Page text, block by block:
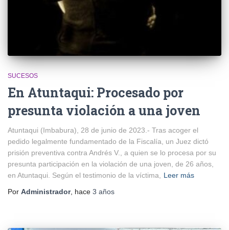
SUCESOS
En Atuntaqui: Procesado por
presunta violación a una joven
Atuntaqui (Imbabura), 28 de junio de 2023.- Tras acoger el
pedido legalmente fundamentado de la Fiscalía, un Juez dictó
prisión preventiva contra Andrés V., a quien se lo procesa por su
presunta participación en la violación de una joven, de 26 años,
en Atuntaqui. Según el testimonio de la víctima, Leer más
Por Administrador, hace 3 años